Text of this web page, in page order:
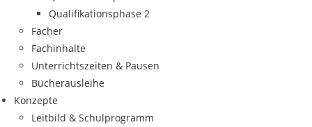
Qualifikationsphase 2
Fächer
Fachinhalte
Unterrichtszeiten & Pausen
Bücherausleihe
Konzepte
Leitbild & Schulprogramm